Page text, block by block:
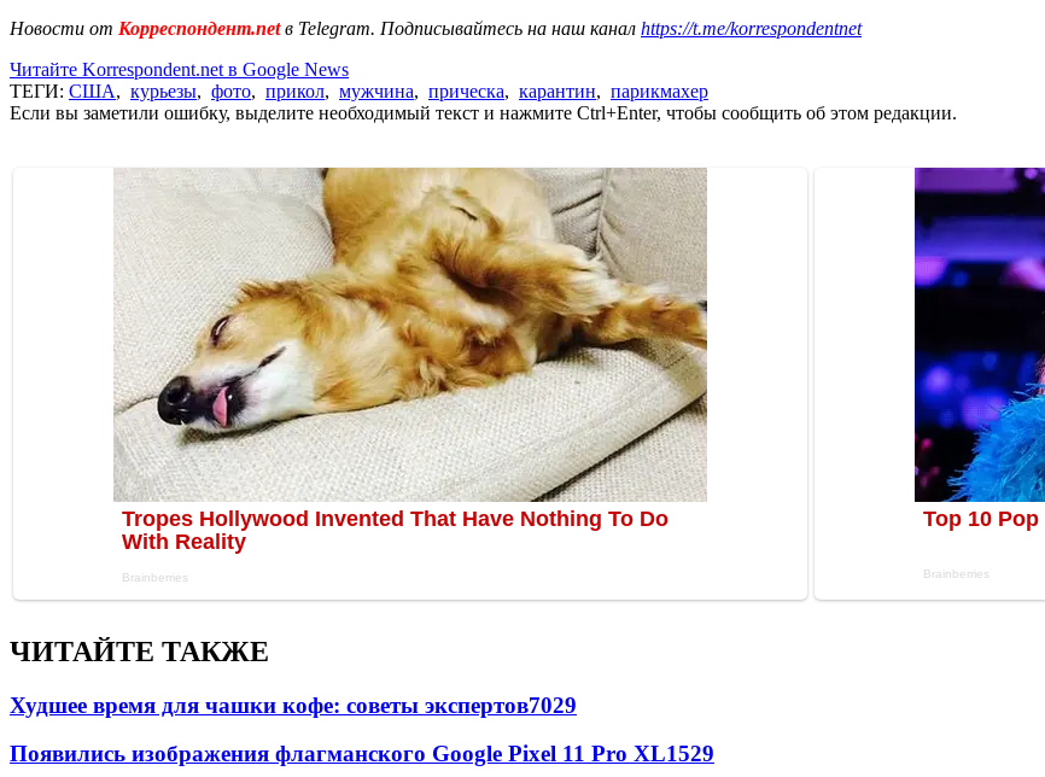
Новости от Корреспондент.netв Telegram. Подписывайтесь на наш канал https://t.me/korrespondentnet
Читайте Korrespondent.net в Google News
ТЕГИ: США, курьезы, фото, прикол, мужчина, прическа, карантин, парикмахер
Если вы заметили ошибку, выделите необходимый текст и нажмите Ctrl+Enter, чтобы сообщить об этом редакции.
ЧИТАЙТЕ ТАКЖЕ
Худшее время для чашки кофе: советы экспертов7029
Появились изображения флагманского Google Pixel 11 Pro XL1529